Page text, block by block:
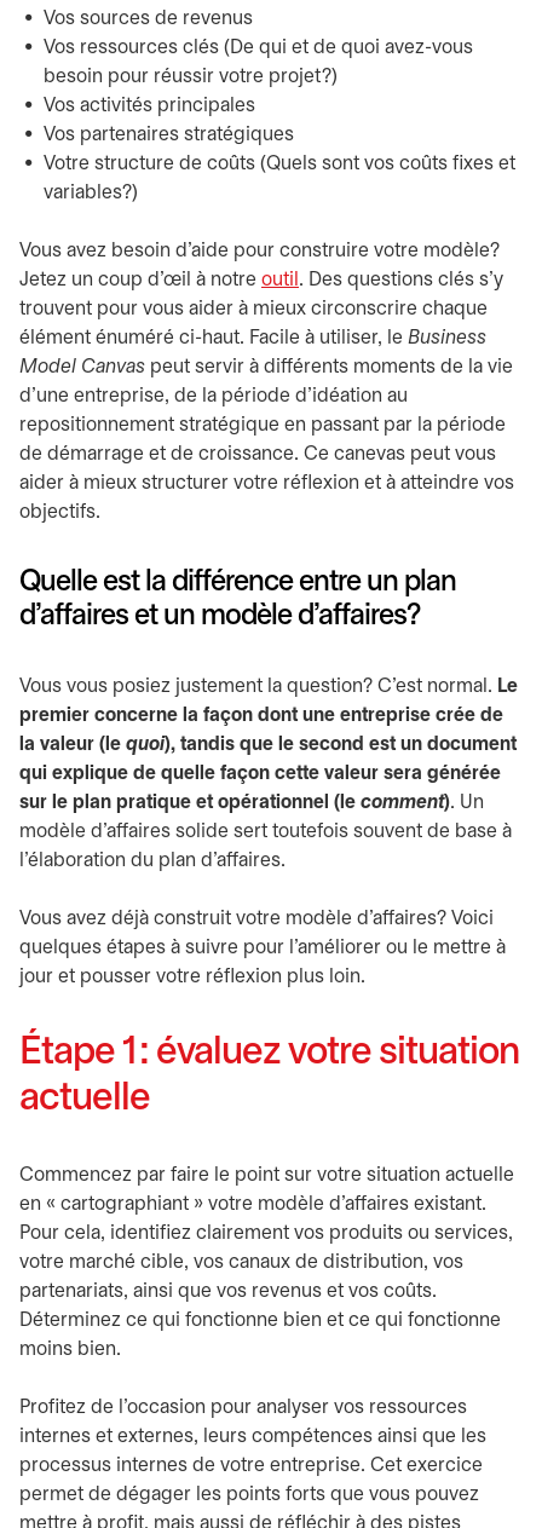
Vos sources de revenus
Vos ressources clés (De qui et de quoi avez-vous
besoin pour réussir votre projet?)
Vos activités principales
Vos partenaires stratégiques
Votre structure de coûts (Quels sont vos coûts fixes et
variables?)
Vous avez besoin d’aide pour construire votre modèle?
Jetez un coup d’œil à notre outil . Des questions clés s’y
trouvent pour vous aider à mieux circonscrire chaque
élément énuméré ci-haut. Facile à utiliser, le Business
Model Canvas peut servir à différents moments de la vie
d’une entreprise, de la période d’idéation au
repositionnement stratégique en passant par la période
de démarrage et de croissance. Ce canevas peut vous
aider à mieux structurer votre réflexion et à atteindre vos
objectifs.
Quelle est la différence entre un plan
d’affaires et un modèle d’affaires?
Vous vous posiez justement la question? C'est normal. Le
premier concerne la façon dont une entreprise crée de
la valeur (le quoi), tandis que le second est un document
qui explique de quelle façon cette valeur sera générée
sur le plan pratique et opérationnel (le comment). Un
modèle d'affaires solide sert toutefois souvent de base à
l’élaboration du plan d’affaires.
Vous avez déjà construit votre modèle d’affaires? Voici
quelques étapes à suivre pour l’améliorer ou le mettre à
jour et pousser votre réflexion plus loin.
Étape 1 : évaluez votre situation
actuelle
Commencez par faire le point sur votre situation actuelle
en « cartographiant » votre modèle d’affaires existant.
Pour cela, identifiez clairement vos produits ou services,
votre marché cible, vos canaux de distribution, vos
partenariats, ainsi que vos revenus et vos coûts.
Déterminez ce qui fonctionne bien et ce qui fonctionne
moins bien.
Profitez de l’occasion pour analyser vos ressources
internes et externes, leurs compétences ainsi que les
processus internes de votre entreprise. Cet exercice
permet de dégager les points forts que vous pouvez
mettre à profit, mais aussi de réfléchir à des pistes